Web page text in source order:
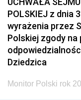
POLSKIEJ z dnia
wyrażenia przez
Polskiej zgody
Dziedzica
Monitor Polski rok